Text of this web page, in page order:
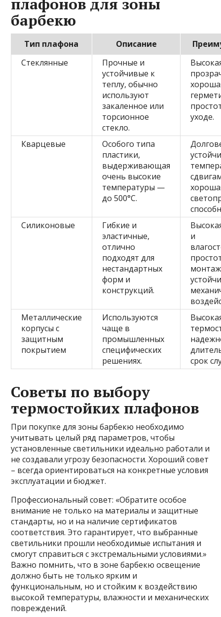
плафонов для зоны
барбекю
Тип плафона Описание
Стеклянные
Прочные и
устойчивые к
теплу, обычно
используют
закаленное или
торсионное
стекло.
уходе.
Кварцевые
Особого типа
пластики,
выдерживающая
очень высокие
температуры —
до 500°C.
Силиконовые
Гибкие и
эластичные,
отлично
подходят для
нестандартных
форм и
конструкций.
и
Металлические
корпусы с
защитным
покрытием
Используются
чаще в
промышленных
специфических
решениях.
срок
Советы по выбору
термостойких плафонов
При покупке для зоны барбекю необходимо
учитывать целый ряд параметров, чтобы
установленные светильники идеально работали и
не создавали угрозу безопасности. Хороший совет
– всегда ориентироваться на конкретные условия
эксплуатации и бюджет.
Профессиональный совет: «Обратите особое
внимание не только на материалы и защитные
стандарты, но и на наличие сертификатов
соответствия. Это гарантирует, что выбранные
светильники прошли необходимые испытания и
смогут справиться с экстремальными условиями.»
Важно помнить, что в зоне барбекю освещение
должно быть не только ярким и
функциональным, но и стойким к воздействию
высокой температуры, влажности и механических
повреждений.